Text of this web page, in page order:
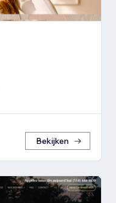
Bekijken